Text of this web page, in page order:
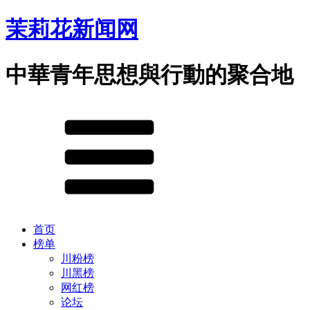
茉莉花新闻网
中華青年思想與行動的聚合地
首页
榜单
川粉榜
川黑榜
网红榜
论坛